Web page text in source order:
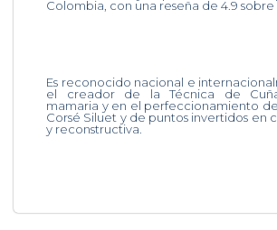
Colombia, con una reseña de 4.9 sobre
Es reconocido nacional e
el creador de la Técnica de
mamaria y en el perfeccionamiento
Corsé Siluet y de puntos invertidos en
y reconstructiva.